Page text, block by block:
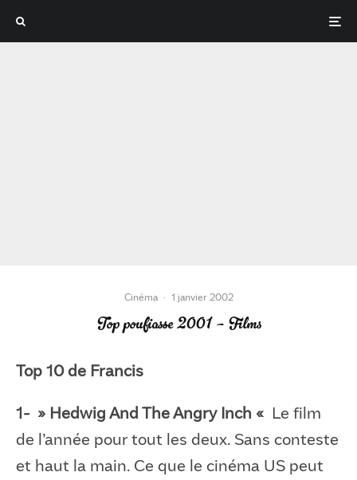
Cinéma · 1 janvier 2002
Top poufiasse 2001 – Films
Top 10 de Francis
1- » Hedwig And The Angry Inch « Le film
de l’année pour tout les deux. Sans conteste
et haut la main. Ce que le cinéma US peut